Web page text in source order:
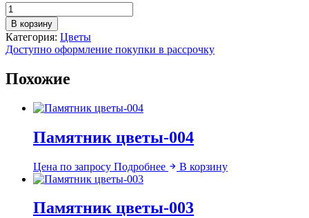
Количество
товара
Памятник
цветы-034
В корзину
Категория: Цветы
Доступно оформление покупки в рассрочку
Похожие
Памятник цветы-004
Цена по запросу Подробнее В корзину
Памятник цветы-003